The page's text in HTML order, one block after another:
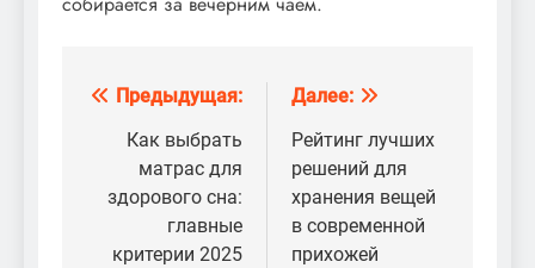
Навигация
записям
Предыдущая:
Как выбрать
матрас для
здорового сна:
главные
критерии 2025
Далее:
Рейтинг лучших
решений для
хранения вещей
в современной
прихожей